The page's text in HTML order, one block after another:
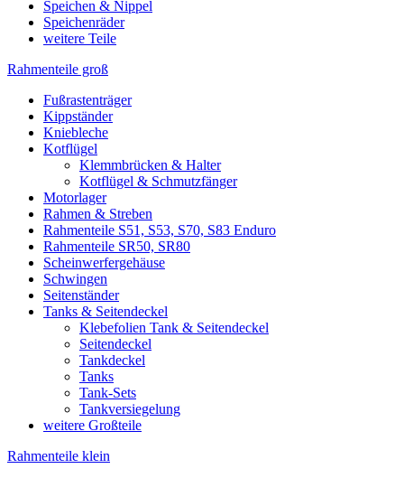
Speichen & Nippel
Speichenräder
weitere Teile
Rahmenteile groß
Fußrastenträger
Kippständer
Kniebleche
Kotflügel
Klemmbrücken & Halter
Kotflügel & Schmutzfänger
Motorlager
Rahmen & Streben
Rahmenteile S51, S53, S70, S83 Enduro
Rahmenteile SR50, SR80
Scheinwerfergehäuse
Schwingen
Seitenständer
Tanks & Seitendeckel
Klebefolien Tank & Seitendeckel
Seitendeckel
Tankdeckel
Tanks
Tank-Sets
Tankversiegelung
weitere Großteile
Rahmenteile klein